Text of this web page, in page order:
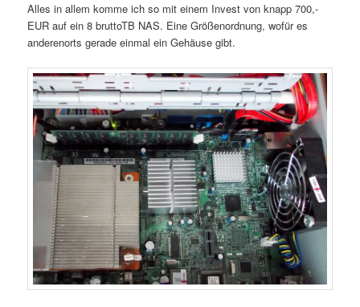
Alles in allem komme ich so mit einem Invest von knapp 700,-
EUR auf ein 8 bruttoTB NAS. Eine Größenordnung, wofür es
anderenorts gerade einmal ein Gehäuse gibt.